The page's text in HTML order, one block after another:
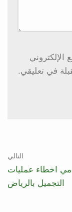
الإلكتروني
في تعليقي.
التالي
اخطاء عمليات
التجميل بالرياض